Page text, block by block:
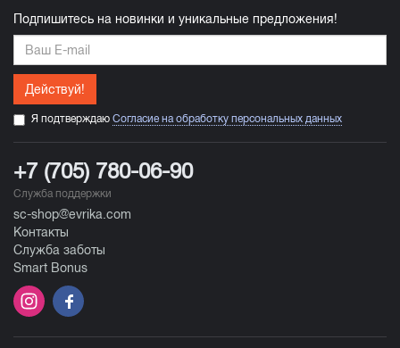
Подпишитесь на новинки и уникальные предложения!
Действуй!
Я подтверждаю Согласие на обработку персональных данных
+7 (705) 780-06-90
Служба поддержки
sc-shop@evrika.com
Контакты
Служба заботы
Smart Bonus